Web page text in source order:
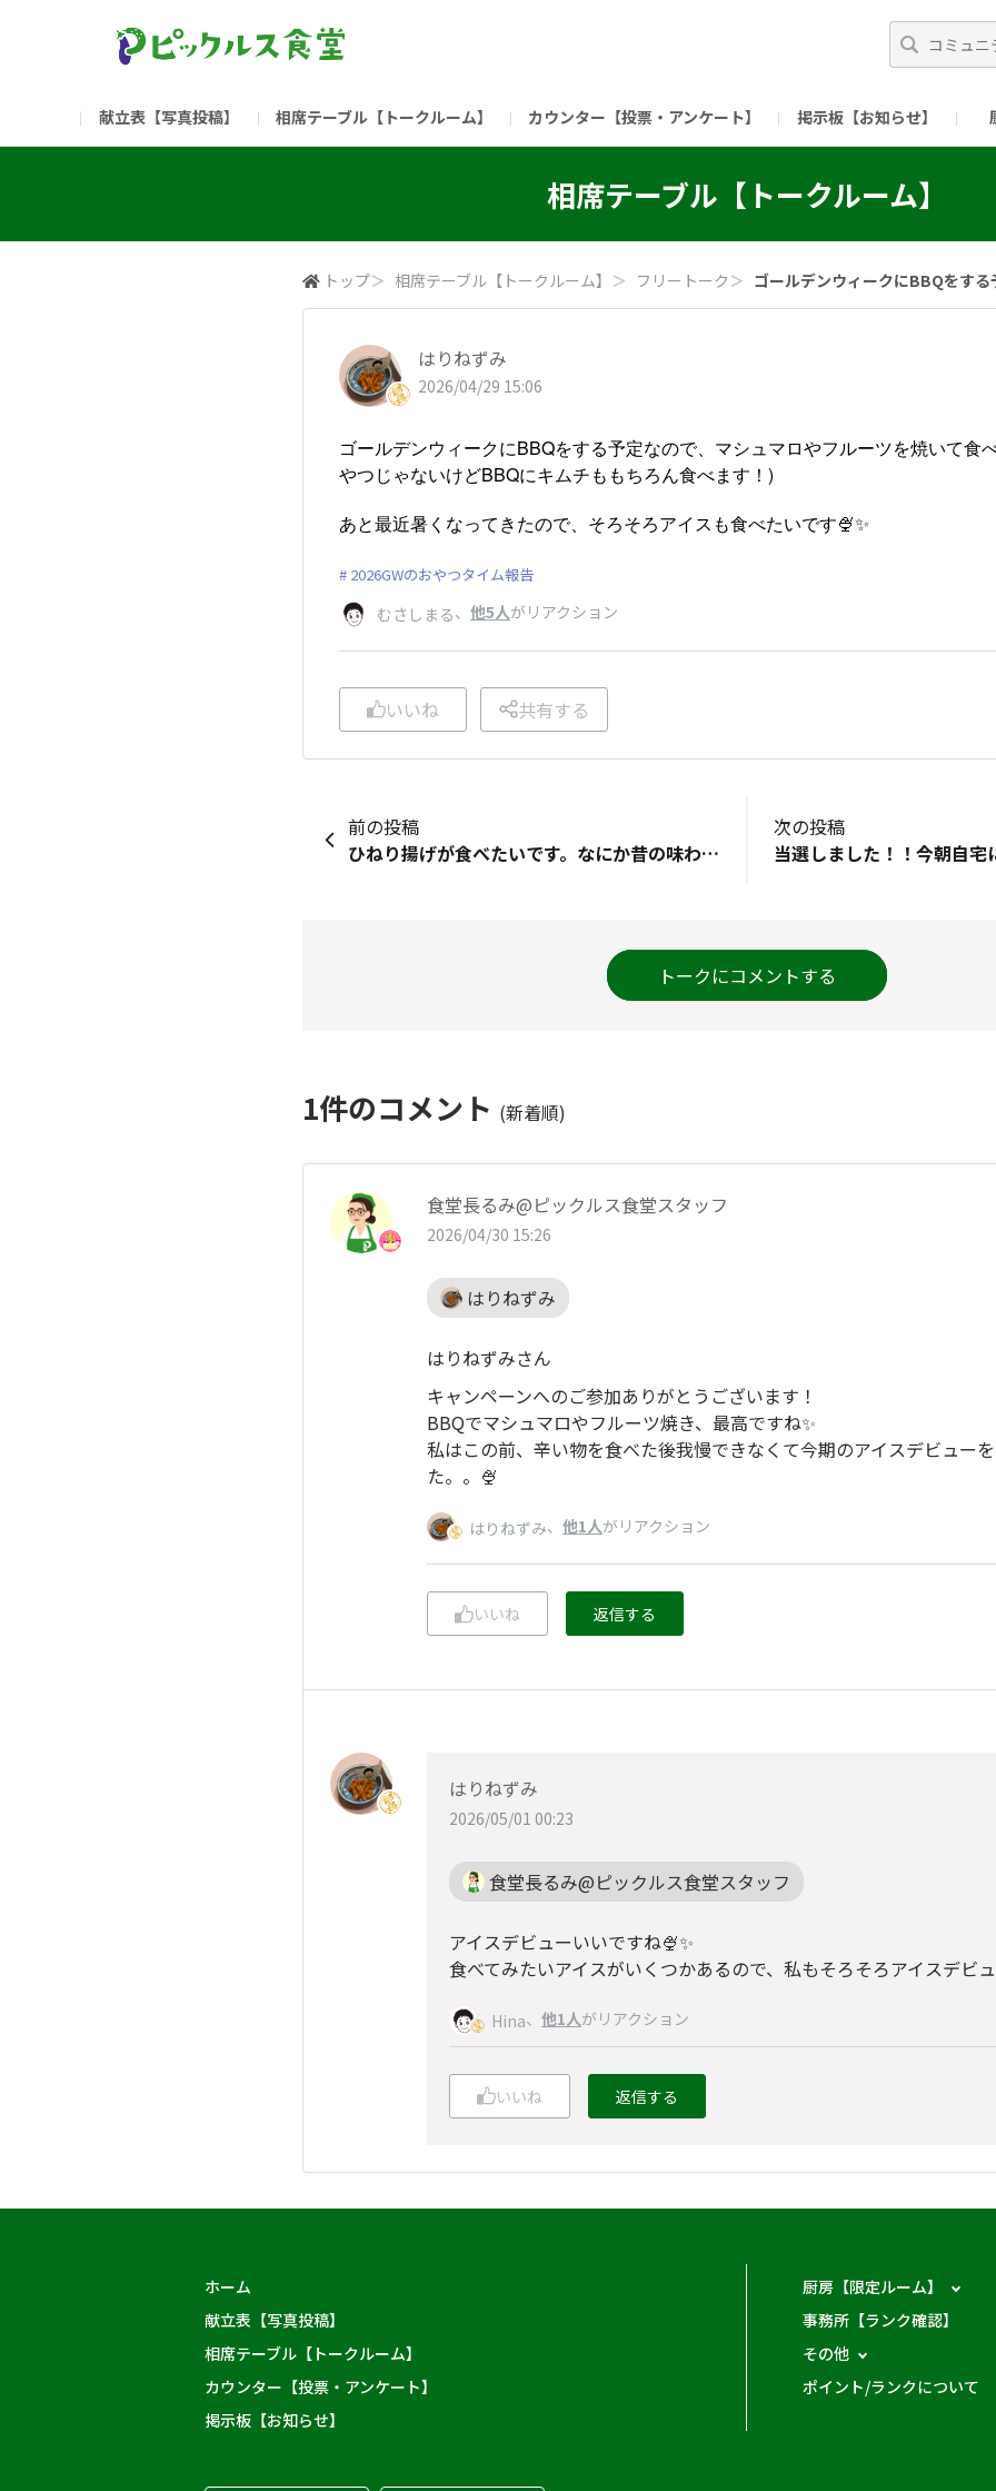
献立表【写真投稿】 相席テーブル【トークルーム】 カウンター【投票・アンケート】 掲示板【お知らせ】
（リンク）ご飯がススム ブランドサイト （リンク）ピックルスコーポレーションHP （リンク）
相席テーブル【トークルーム】
トップ＞ 相席テーブル【トークルーム】 ＞ フリートーク ＞ ゴールデンウィークにBBQをする
はりねずみ
2026/04/29 15:06
ゴールデンウィークにBBQをする予定なので、マシュマロやフルーツを焼いて食
やつじゃないけどBBQにキムチももちろん食べます！)
あと最近暑くなってきたので、そろそろアイスも食べたいです🍨✨
2026GWのおやつタイム報告
むさしまる、 他5人がリアクション
いいね 共有する
前の投稿
ひねり揚げが食べたいです。なにか昔の味わいがよみがえってくるようです。
次の投稿
トークにコメントする
1件のコメント (新着順)
食堂長るみ@ピックルス食堂スタッフ
2026/04/30 15:26
はりねずみ
はりねずみさん
キャンペーンへのご参加ありがとうございます！
BBQでマシュマロやフルーツ焼き、最高ですね✨
私はこの前、辛い物を食べた後我慢できなくて今期のアイスデビュー
た。。🍨
はりねずみ、 他1人がリアクション
いいね 返信する
はりねずみ
2026/05/01 00:23
食堂長るみ@ピックルス食堂スタッフ
アイスデビューいいですね🍨✨
食べてみたいアイスがいくつかあるので、私もそろそろアイスデビ
Hina、 他1人がリアクション
いいね 返信する
ホーム
献立表【写真投稿】
相席テーブル【トークルーム】
カウンター【投票・アンケート】
掲示板【お知らせ】
厨房【限定ルーム】
事務所【ランク確認】
その他
ポイント/ランクについて